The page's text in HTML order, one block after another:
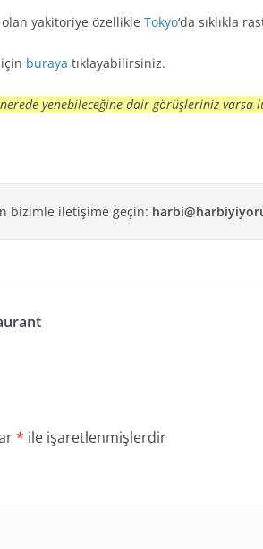
yakitoriye özellikle Tokyo‘da sıklıkla
buraya tıklayabilirsiniz.
yenebileceğine dair görüşleriniz varsa
bizimle iletişime geçin:
* ile işaretlenmişlerdir